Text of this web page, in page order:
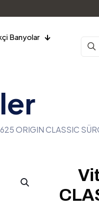
Banyolar
ORIGIN CLASSIC